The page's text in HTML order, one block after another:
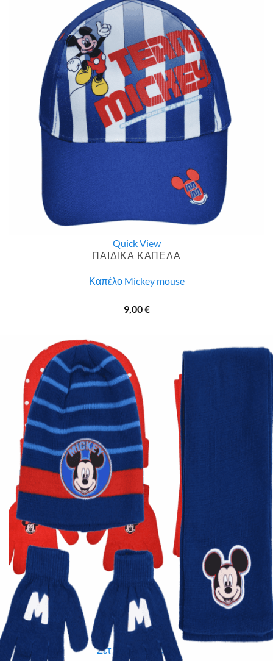
Quick View
ΠΑΙΔΙΚΑ ΚΑΠΕΛΑ
Καπέλο Mickey mouse
9,00€
Quick View
Εξαντλημένο
ΠΑΙΔΙΚΑ
Σετ Disney παιδικό